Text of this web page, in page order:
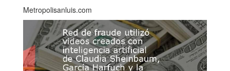
Metropolisanluis.com